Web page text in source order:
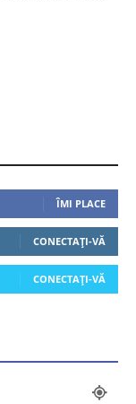
ÎMI PLACE
CONECTAȚI-VĂ
CONECTAȚI-VĂ